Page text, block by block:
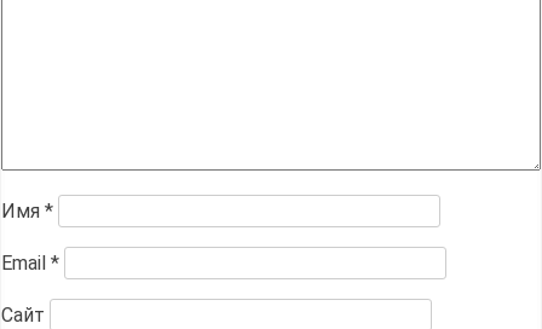
Имя *
Email *
Сайт